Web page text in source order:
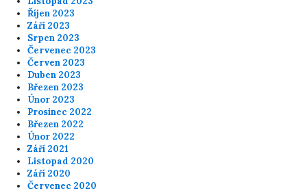
Říjen 2023
Září 2023
Srpen 2023
Červenec 2023
Červen 2023
Duben 2023
Březen 2023
Únor 2023
Prosinec 2022
Březen 2022
Únor 2022
Září 2021
Listopad 2020
Září 2020
Červenec 2020